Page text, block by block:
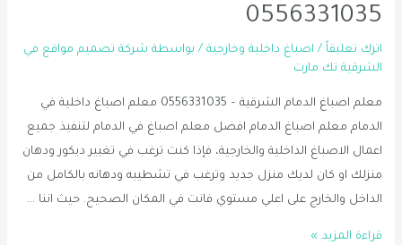
0556331035
اترك تعليقاً / اصباغ داخلية وخارجية / بواسطة شركة تصميم مواقع في
الشرقية تك مارت
معلم اصباغ الدمام الشرقية – 0556331035 معلم اصباغ داخلية في
الدمام معلم اصباغ الدمام افضل معلم اصباغ في الدمام لتنفيذ جميع
اعمال الاصباغ الداخلية والخارجية، فإذا كنت ترغب في تغيير ديكور ودهان
منزلك او كان لديك منزل جديد وترغب في تشطيبه ودهانه بالكامل من
الداخل والخارج على اعلي مستوي فانت في المكان الصحيح. حيث اننا …
معلم
قراءة المزيد »